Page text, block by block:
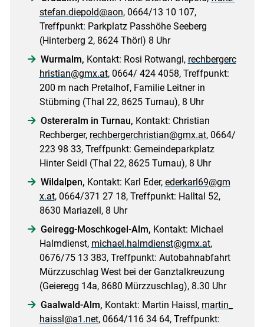
stefan.diepold@aon, 0664/13 10 107,
Treffpunkt: Parkplatz Passhöhe Seeberg
(Hinterberg 2, 8624 Thörl) 8 Uhr
Wurmalm, Kontakt: Rosi Rotwangl, rechbergerc
hristian@gmx.at, 0664/ 424 4058, Treffpunkt:
200 m nach Pretalhof, Familie Leitner in
Stübming (Thal 22, 8625 Turnau), 8 Uhr
Ostereralm in Turnau, Kontakt: Christian
Rechberger, rechbergerchristian@gmx.at, 0664/
223 98 33, Treffpunkt: Gemeindeparkplatz
Hinter Seidl (Thal 22, 8625 Turnau), 8 Uhr
Wildalpen, Kontakt: Karl Eder, ederkarl69@gm
x.at, 0664/371 27 18, Treffpunkt: Halltal 52,
8630 Mariazell, 8 Uhr
Geiregg-Moschkogel-Alm, Kontakt: Michael
Halmdienst, michael.halmdienst@gmx.at,
0676/75 13 383, Treffpunkt: Autobahnabfahrt
Mürzzuschlag West bei der Ganztalkreuzung
(Geieregg 14a, 8680 Mürzzuschlag), 8.30 Uhr
Gaalwald-Alm, Kontakt: Martin Haissl, martin_
haissl@a1.net, 0664/116 34 64, Treffpunkt: